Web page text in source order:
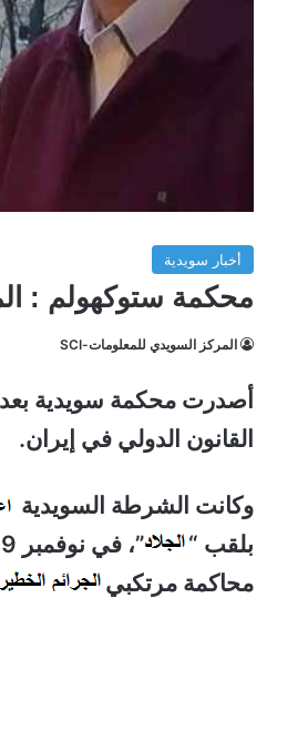
أخبار سويدية
محكمة ستوكهولم :
المركز السويدي للمعلومات-SCI
أصدرت محكمة سويدية
القانون الدولي في إيران.
وكانت الشرطة السويدية
بلقب “
محاكمة مرتكبي